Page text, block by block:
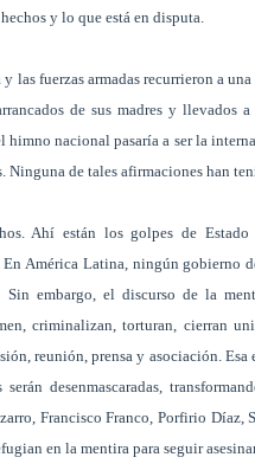
y lo que está en disputa.
y las fuerzas armadas recurrieron a
de sus madres y
himno nacional pasaría a ser la
Ninguna de tales afirmaciones han
Ahí están los golpes de
América Latina, ningún gobierno
embargo, el discurso de la
criminalizan, torturan, cierran
reunión, prensa y asociación.
desenmascaradas,
Francisco Franco, Porfirio Díaz,
en la mentira para seguir